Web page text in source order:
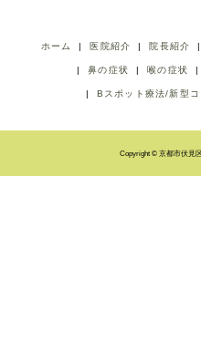
ホーム 医院紹介 院長紹介
鼻の症状 喉の症状
Bスポット療法/新型
Copyright © 京都市伏見